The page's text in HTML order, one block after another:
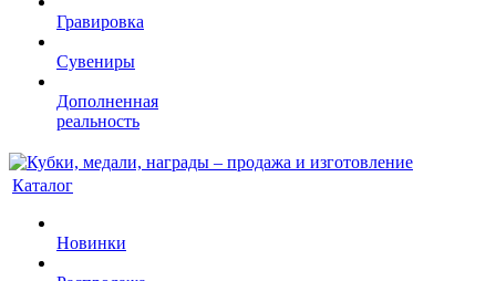
Гравировка
Сувениры
Дополненная
реальность
Каталог
Новинки